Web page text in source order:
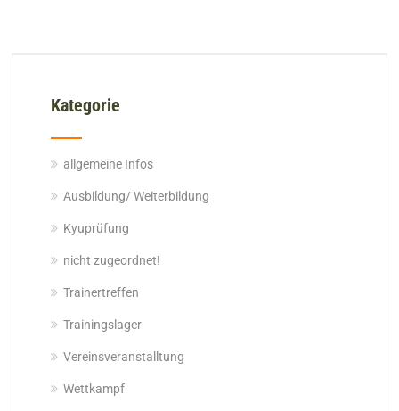
Kategorie
allgemeine Infos
Ausbildung/ Weiterbildung
Kyuprüfung
nicht zugeordnet!
Trainertreffen
Trainingslager
Vereinsveranstalltung
Wettkampf